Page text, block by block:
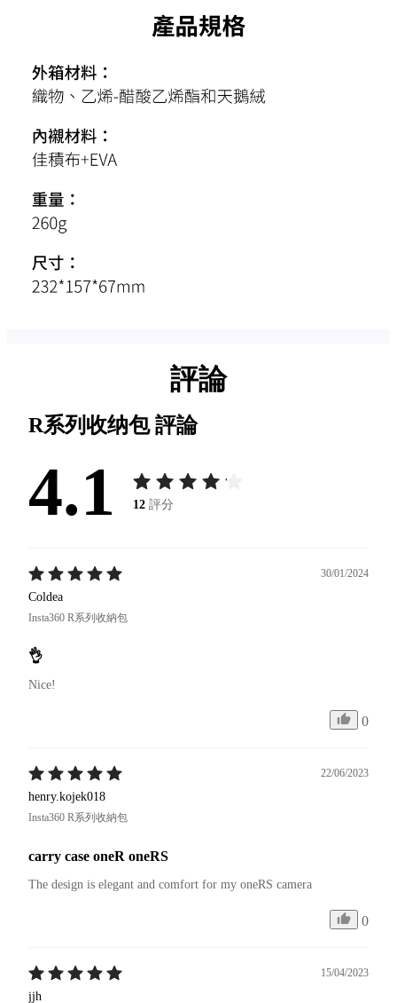
評論
R系列收纳包評論
4.1 12 評分
30/01/2024
Coldea
Insta360 R系列收納包
👌
Nice!
0
22/06/2023
henry.kojek018
Insta360 R系列收納包
carry case oneR oneRS
The design is elegant and comfort for my oneRS camera
0
15/04/2023
jjh